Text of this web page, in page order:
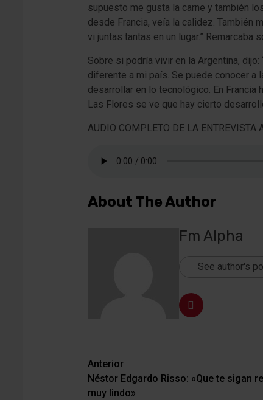
supuesto me gusta la carne y también
desde Francia, veía la calidez. También
vi juntas tantas en un lugar.” Remarcaba
Sobre si podría vivir en la Argentina,
diferente a mi país. Se puede conocer a
desarrollar en lo tecnológico. En
Las Flores se ve que hay cierto
AUDIO COMPLETO DE LA ENTREVISTA
About The Author
Fm Alpha
See author's
Navegación
de
Anterior
Néstor Edgardo Risso: «Que te sigan
muy lindo»